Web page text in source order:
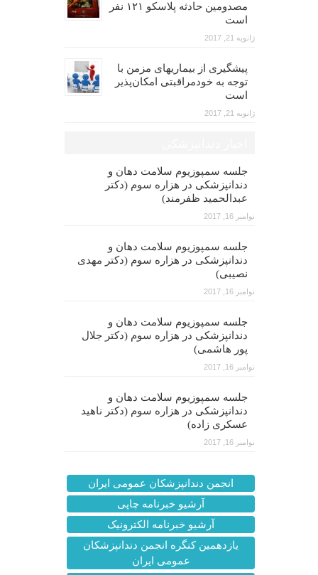
مصدومین حادثه پلاسکو ۱۲۱ نفر
است
ژانویه 21, 2017
پیشگیری از بیماریهای مزمن با
توجه به خودمراقبتی امکان‌پذیر
است
ژانویه 21, 2017
جلسه سمپوزیوم سلامت دهان و
دندانپزشکی در هزاره سوم (دکتر
عبدالحمید ظفرمند)
نوامبر 16, 2017
جلسه سمپوزیوم سلامت دهان و
دندانپزشکی در هزاره سوم (دکتر مهدی
نصیبی)
نوامبر 16, 2017
جلسه سمپوزیوم سلامت دهان و
دندانپزشکی در هزاره سوم (دکتر جلال
پور هاشمی)
نوامبر 16, 2017
جلسه سمپوزیوم سلامت دهان و
دندانپزشکی در هزاره سوم (دکتر ناهید
عسکری زاده)
نوامبر 16, 2017
انجمن دندانپزشکان عمومی ایران
آرشیو خبرنامه چاپی
آرشیو خبرنامه الکترونیک
یازدهمین کنگره انجمن دندانپزشکان
عمومی ایران